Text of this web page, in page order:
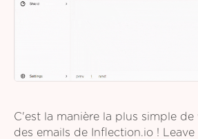
C'est la manière la plus simple
des emails de Inflection.io !